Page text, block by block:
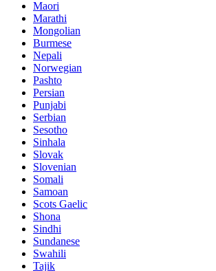
Maori
Marathi
Mongolian
Burmese
Nepali
Norwegian
Pashto
Persian
Punjabi
Serbian
Sesotho
Sinhala
Slovak
Slovenian
Somali
Samoan
Scots Gaelic
Shona
Sindhi
Sundanese
Swahili
Tajik